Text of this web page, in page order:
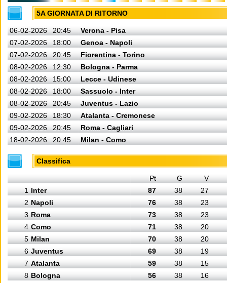
5A GIORNATA DI RITORNO
06-02-2026 20:45
Verona - Pisa
07-02-2026
18:00
Genoa - Napoli
07-02-2026
20:45
Fiorentina - Torino
08-02-2026
12:30
Bologna - Parma
08-02-2026
15:00
Lecce - Udinese
08-02-2026
18:00
Sassuolo - Inter
08-02-2026
20:45
Juventus - Lazio
09-02-2026
18:30
Atalanta - Cremonese
09-02-2026
20:45
Roma - Cagliari
18-02-2026
20.45 Milan - Como
Classifica
Pt G
V
1 Inter 87 38
27
2 Napoli 76 38
23
3 Roma 73 38
23
4 Como 71 38
20
5 Milan 70 38
20
6 Juventus 69 38
19
7 Atalanta 59 38
15
8 Bologna 56 38
16